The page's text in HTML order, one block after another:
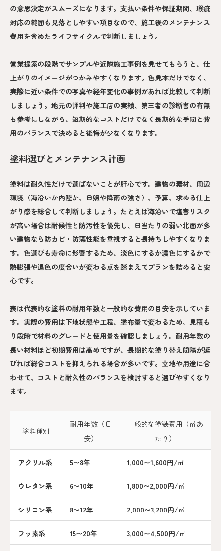
の意思決定がスムーズになります。支払い条件や保証期間、瑕疵
対応の範囲も見落としやすい項目なので、施工後のメンテナンス
費用を含めたライフサイクルで判断しましょう。
営業提案の段階でサンプルや近隣施工事例を見せてもらうと、仕
上がりのイメージがつかみやすくなります。色見本だけでなく、
実際に近い条件での写真や経年変化の事例があれば比較して判断
しましょう。地元の評判や施工店の実績、第三者の診断書の有無
も参考にしながら、短期的なコストだけでなく長期的な手間と費
用のバランスで決めると後悔が少なくなります。
塗料選びとメンテナンス計画
塗料は耐久性だけで選ばないことが肝心です。建物の素材、周辺
環境（海沿いか内陸か、日照や降雨の強さ）、予算、求める仕上
がり感を総合して判断しましょう。たとえば海沿いで塩害リスク
が高い場合は耐候性と防汚性を優先し、日当たりの弱い北面が多
い建物なら防カビ・防藻性能を重視すると長持ちしやすくなりま
す。色選びも寿命に影響するため、淡色にするか濃色にするかで
熱膨張や退色の度合いが変わる点を踏まえてプランを詰めると安
心です。
表は代表的な塗料の耐用年数と一般的な費用の目安を示していま
す。実際の費用は下地状態や工程、塗布量で変わるため、見積も
り段階で材料のグレードと使用量を確認しましょう。耐用年数の
長い材料ほど初期費用は高めですが、長期的な塗り替え間隔が延
びれば総合コストを抑えられる場合が多いです。立地や用途に合
わせて、コストと耐久性のバランスを検討すると選びやすくなり
ます。
塗料種別
耐用年数（目
安）
一般的な塗装費用（㎡あ
たり）
アクリル系 5〜8年 1,000〜1,600円/㎡
ウレタン系 6〜10年 1,800〜2,000円/㎡
シリコン系 8〜12年 2,000〜3,200円/㎡
フッ素系 15〜20年 3,000〜4,500円/㎡